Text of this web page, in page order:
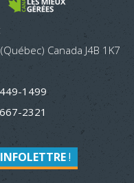
Canada J4B 1K7
1499
2321
INFOLETTRE!